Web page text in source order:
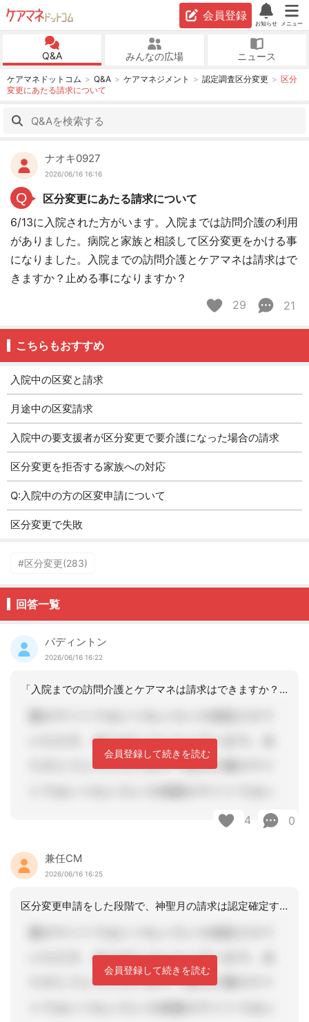
会員登録
お知らせ メニュー
Q&A みんなの広場 ニュース
ケアマネドットコム Q&A ケアマネジメント 認定調査区分変更
区分
変更にあたる請求について
ナオキ0927
2026/06/16 16:16
Q
区分変更にあたる請求について
6/13に入院された方がいます。入院までは訪問介護の利用
がありました。病院と家族と相談して区分変更をかける事
になりました。入院までの訪問介護とケアマネは請求はで
きますか？止める事になりますか？
29
21
こちらもおすすめ
入院中の区変と請求
月途中の区変請求
入院中の要支援者が区分変更で要介護になった場合の請求
区分変更を拒否する家族への対応
Q:入院中の方の区変申請について
区分変更で失敗
#区分変更(283)
回答一覧
パディントン
2026/06/16 16:22
「入院までの訪問介護とケアマネは請求はできますか？止める事になりますか？」とのご
会員登録して続きを読む
4 0
兼任CM
2026/06/16 16:25
区分変更申請をした段階で、神聖月の請求は認定確定するまでできません。月遅れでの請
会員登録して続きを読む